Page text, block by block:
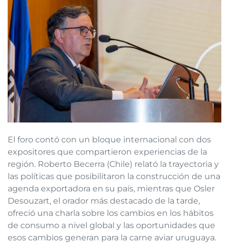
El foro contó con un bloque internacional con dos
expositores que compartieron experiencias de la
región. Roberto Becerra (Chile) relató la trayectoria y
las políticas que posibilitaron la construcción de una
agenda exportadora en su país, mientras que Osler
Desouzart, el orador más destacado de la tarde,
ofreció una charla sobre los cambios en los hábitos
de consumo a nivel global y las oportunidades que
esos cambios generan para la carne aviar uruguaya.